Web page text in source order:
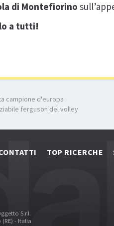
di Montefiorino
a tutti!
campione d'europa
ferguson del volley
TOP RICERCHE
S.r.l.
(RE) - Italia